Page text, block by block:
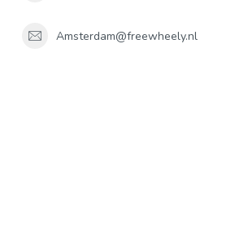
Amsterdam@freewheely.nl